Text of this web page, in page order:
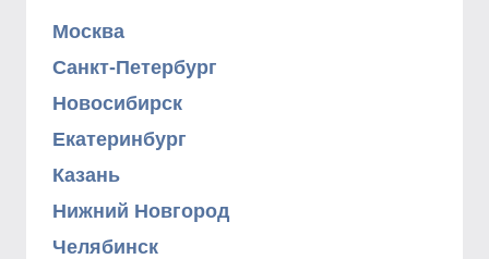
Москва
Санкт-Петербург
Новосибирск
Екатеринбург
Казань
Нижний Новгород
Челябинск